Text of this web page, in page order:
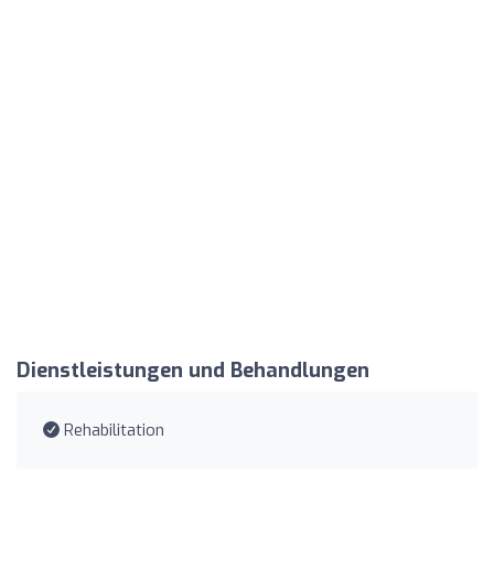
Dienstleistungen und Behandlungen
Rehabilitation